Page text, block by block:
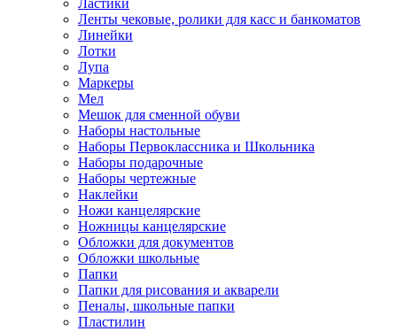
Ластики
Ленты чековые, ролики для касс и банкоматов
Линейки
Лотки
Лупа
Маркеры
Мел
Мешок для сменной обуви
Наборы настольные
Наборы Первоклассника и Школьника
Наборы подарочные
Наборы чертежные
Наклейки
Ножи канцелярские
Ножницы канцелярские
Обложки для документов
Обложки школьные
Папки
Папки для рисования и акварели
Пеналы, школьные папки
Пластилин